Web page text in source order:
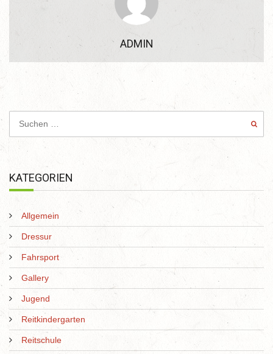
ADMIN
KATEGORIEN
Allgemein
Dressur
Fahrsport
Gallery
Jugend
Reitkindergarten
Reitschule